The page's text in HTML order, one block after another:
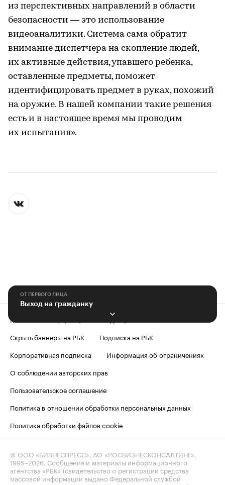
из перспективных направлений в области
безопасности — это использование
видеоаналитики. Система сама обратит
внимание диспетчера на скопление людей,
их активные действия, упавшего ребенка,
оставленные предметы, поможет
идентифицировать предмет в руках, похожий
на оружие. В нашей компании такие решения
есть и в настоящее время мы проводим
их испытания».
ОТ ПЕРВОГО ЛИЦА
Выход на гражданку
Контактная информация
Редакция
Скрыть баннеры на РБК
Подписка на РБК
Корпоративная подписка
Информация об ограничениях
О соблюдении авторских прав
Пользовательское соглашение
Политика в отношении обработки персональных данных
Политика обработки файлов cookie
© ООО «БИЗНЕСПРЕСС», АО «РОСБИЗНЕСКОНСАЛТИНГ»,
1995–2026 . Сообщения и материалы информационного
агентства «РБК» (свидетельство о регистрации средства
массовой информации выдано Федеральной службой